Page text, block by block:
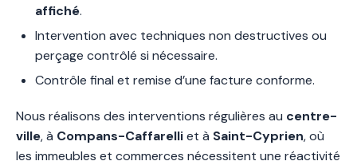
affiché.
Intervention avec techniques non destructives ou
perçage contrôlé si nécessaire.
Contrôle final et remise d’une facture conforme.
Nous réalisons des interventions régulières au centre-
ville, à Compans-Caffarelliet à Saint-Cyprien, où
les immeubles et commerces nécessitent une réactivité